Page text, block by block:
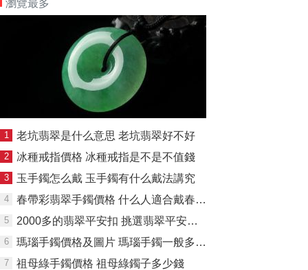
瀏覽最多
1 老坑翡翠是什么意思 老坑翡翠好不好
2 冰種戒指價格 冰種戒指是不是不值錢
3 玉手鐲怎么戴 玉手鐲有什么戴法講究
4 春帶彩翡翠手鐲價格 什么人適合戴春帶彩翡翠手鐲
5 2000多的翡翠平安扣 挑選翡翠平安扣該注意什么
6 瑪瑙手鐲價格及圖片 瑪瑙手鐲一般多少錢正品
7 祖母綠手鐲價格 祖母綠鐲子多少錢